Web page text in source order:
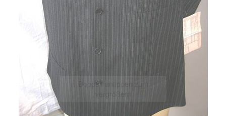
Doppelt antippen zum
vergrößern